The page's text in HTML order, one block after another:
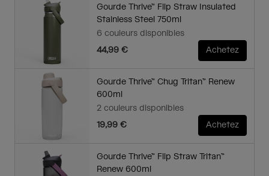
Gourde Thrive™ Flip Straw Insulated
Stainless Steel 750ml
6 couleurs disponibles
44,99 €
Achetez
Gourde Thrive™ Chug Tritan™ Renew
600ml
2 couleurs disponibles
19,99 €
Achetez
Gourde Thrive™ Flip Straw Tritan™
Renew 600ml